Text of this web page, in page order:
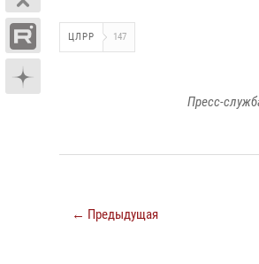
ЦЛРР 147
Пресс-
← Предыдущая